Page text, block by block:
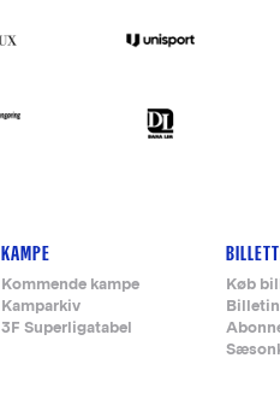
KAMPE
Kommende kampe
Kamparkiv
3F Superligatabel
Køb